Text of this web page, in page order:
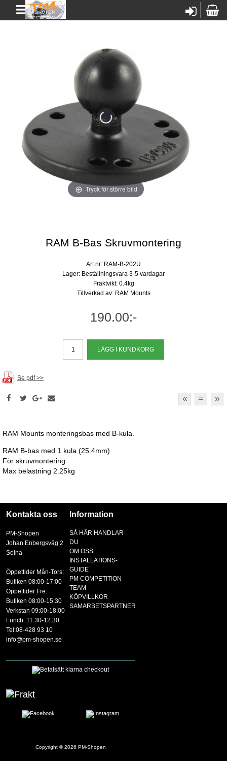
Tryck för större bild
RAM B-Bas Skruvmontering
Art.nr: RAM-B-202U
Lager: Beställningsvara 3-5 vardagar
Fraktvikt: 0.4kg
Tillverkad av: RAM Mounts
190.00:-
Se pdf >>
« = »
RAM Mounts monteringsbas med B-kula.
RAM B-bas med 1 kula (25.4mm)
För skruvmontering
Max belastning 2.25kg
Kontakta oss
PM-Shopen
Johan Enbergsväg 2
Solna
Öppettider Mån-Tors:
Butiken 08:00-17:00
Öppettider Fre:
Butiken 08:00-15:30
Verkstan 09:00-18:00
Lunch: 11:30-12:30
Tel:08-428 93 10
info@pm-shopen.se
Information
SÅ HÄR HANDLAR
DU
OM OSS
INSTALLATIONS-
GUIDE
PM COMPETITION
TEAM
KÖPVILLKOR
SAMARBETSPARTNER
Copyright © 2026 PM-Shopen